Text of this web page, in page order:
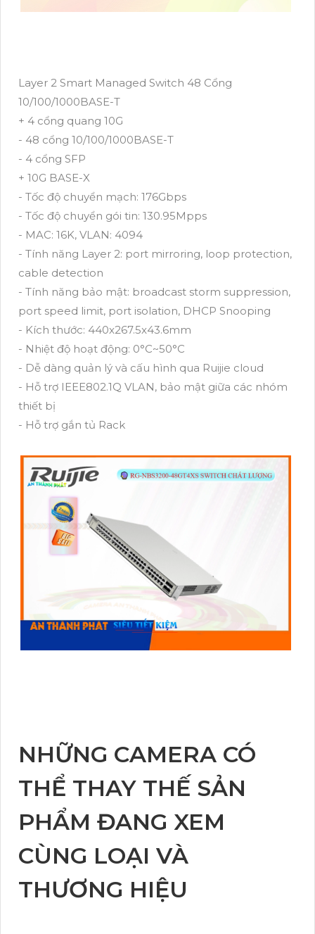
Layer 2 Smart Managed Switch 48 Cổng
10/100/1000BASE-T
+ 4 cổng quang 10G
- 48 cổng 10/100/1000BASE-T
- 4 cổng SFP
+ 10G BASE-X
- Tốc độ chuyển mạch: 176Gbps
- Tốc độ chuyển gói tin: 130.95Mpps
- MAC: 16K, VLAN: 4094
- Tính năng Layer 2: port mirroring, loop protection,
cable detection
- Tính năng bảo mật: broadcast storm suppression,
port speed limit, port isolation, DHCP Snooping
- Kích thước: 440x267.5x43.6mm
- Nhiệt độ hoạt động: 0°C~50°C
- Dễ dàng quản lý và cấu hình qua Ruijie cloud
- Hỗ trợ IEEE802.1Q VLAN, bảo mật giữa các nhóm
thiết bị
- Hỗ trợ gắn tủ Rack
NHỮNG CAMERA CÓ
THỂ THAY THẾ SẢN
PHẨM ĐANG XEM
CÙNG LOẠI VÀ
THƯƠNG HIỆU